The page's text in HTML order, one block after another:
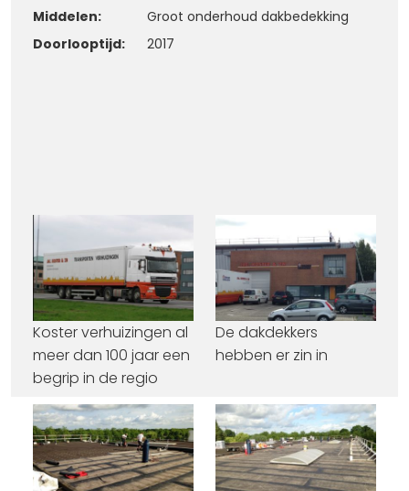
Middelen:
Groot onderhoud dakbedekking
Doorlooptijd:
2017
Koster verhuizingen al
meer dan 100 jaar een
begrip in de regio
De dakdekkers
hebben er zin in